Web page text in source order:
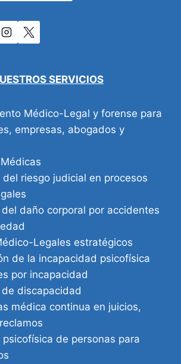
SERVICIOS
Médico-Legal y forense para
empresas, abogados y
del riesgo judicial en procesos
daño corporal por accidentes
Legales estratégicos
de la incapacidad psicofísica
por incapacidad
discapacidad
médica continua en juicios,
psicofísica de personas para